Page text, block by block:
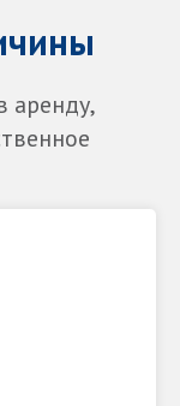
аренду,